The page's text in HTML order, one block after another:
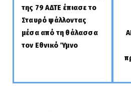
της 79 ΑΔΤΕ έπιασε το
Σταυρό ψάλλοντας
μέσα από τη θάλασσα
τον Εθνικό Ύμνο